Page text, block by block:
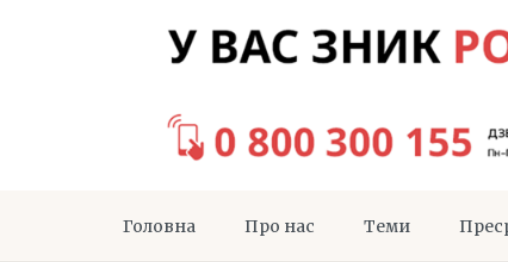
Головна Про нас Теми